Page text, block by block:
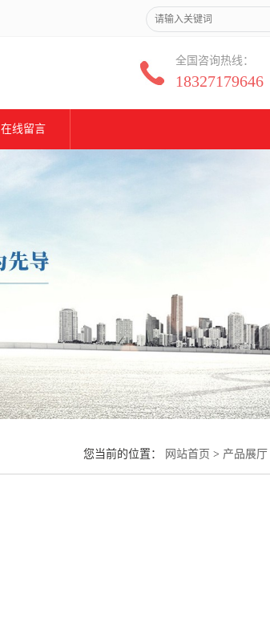
全国咨询热线：
18327179646
在线留言
您当前的位置： 网站首页 > 产品展厅